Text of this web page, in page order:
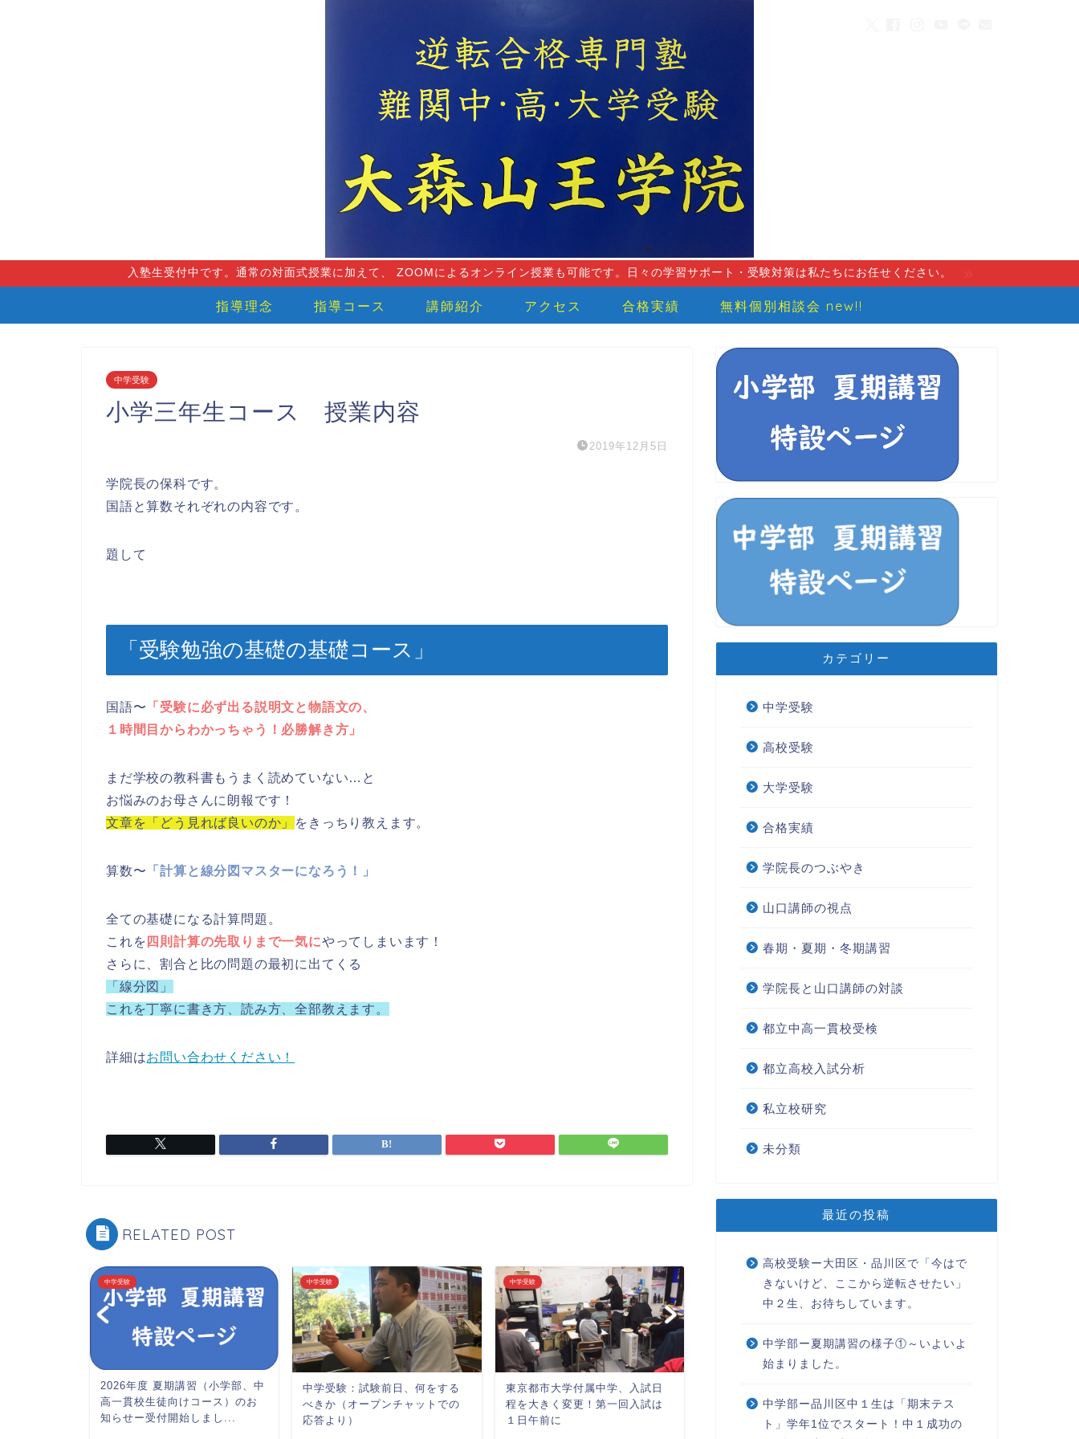
入塾生受付中です。通常の対面式授業に加えて、 ZOOMによるオンライン授業も可能です。日々の学習サポート・受験対策は私たちにお任せください。
指導理念 指導コース 講師紹介 アクセス 合格実績 無料個別相談会 new!!
中学受験
小学三年生コース 授業内容
2019年12月5日
学院長の保科です。
国語と算数それぞれの内容です。
題して
「受験勉強の基礎の基礎コース」
国語〜 「受験に必ず出る説明文と物語文の、
１時間目からわかっちゃう！必勝解き方」
まだ学校の教科書もうまく読めていない…と
お悩みのお母さんに朗報です！
文章を「どう見れば良いのか」
をきっちり教えます。
算数〜 「計算と線分図マスターになろう！」
全ての基礎になる計算問題。
これを 四則計算の先取りまで一気にやってしまいます！
さらに、割合と比の問題の最初に出てくる
「線分図」
これを丁寧に書き方、読み方、全部教えます。
詳細はお問い合わせください！
RELATED POST
中学受験
2026年度 夏期講習（小学部、中
高一貫校生徒向けコース）のお
知らせー受付開始しまし...
中学受験
中学受験：試験前日、何をする
べきか（オープンチャットでの
応答より）
中学受験
東京都市大学付属中学、入試日
程を大きく変更！第一回入試は
１日午前に
続々。オンラインでの実施の是
高校受験
英検合格おめでとう！
カテゴリー
中学受験
高校受験
大学受験
合格実績
学院長のつぶやき
山口講師の視点
春期・夏期・冬期講習
学院長と山口講師の対談
都立中高一貫校受検
都立高校入試分析
私立校研究
未分類
最近の投稿
高校受験ー大田区・品川区で「今はで
きないけど、ここから逆転させたい」
中２生、お待ちしています。
中学部ー夏期講習の様子①～いよいよ
始まりました。
中学部ー品川区中１生は「期末テス
ト」学年1位でスタート！中１成功の